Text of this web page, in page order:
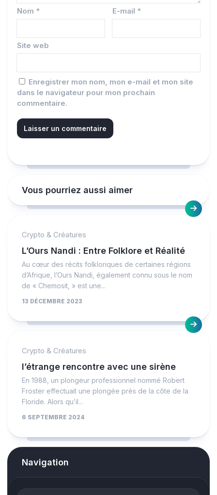
Nom * E-mail *
Site web
Enregistrer mon nom, mon e-mail et mon site
dans le navigateur pour mon prochain
commentaire.
Vous pourriez aussi aimer
Crypto & Créatures
L’Ours Nandi : Entre Folklore et Réalité
Au cœur des récits folkloriques de certaines régions
d’Afrique, l’Ours Nandi, également connu sous le nom
de « Chemosit, » est une...
13 DÉCEMBRE 2023
Crypto & Créatures
l’étrange rencontre avec une sirène
En 1988, un plongeur professionnel nommé Robert
Froster effectuait une plongée près de la côte de la
Floride. Alors qu’il...
6 SEPTEMBRE 2024
Navigation